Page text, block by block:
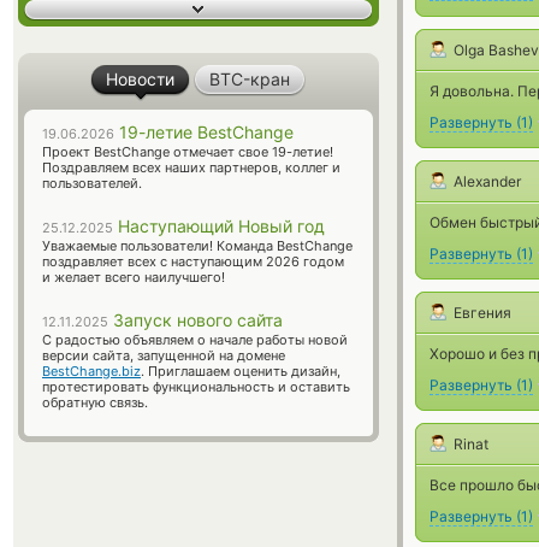
Olga
Я довольна.
Развернуть (1)
Alexander
Обмен
Развернуть (1)
Евгения
Хорошо и без
Развернуть (1)
Rinat
Все прошло
Развернуть (1)
Новости BTC-кран
19.06.2026 19-летие BestChange
Проект BestChange отмечает свое 19-летие!
Поздравляем всех наших партнеров, коллег и
пользователей.
25.12.2025 Наступающий Новый год
Уважаемые пользователи! Команда BestChange
поздравляет всех с наступающим 2026 годом
и желает всего наилучшего!
12.11.2025 Запуск нового сайта
С радостью объявляем о начале работы новой
версии сайта, запущенной на домене
BestChange.biz. Приглашаем оценить дизайн,
протестировать функциональность и оставить
обратную связь.